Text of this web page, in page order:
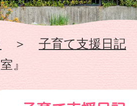
＞ 子育て支援日記
』